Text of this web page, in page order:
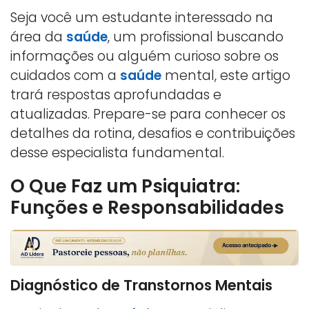
Seja você um estudante interessado na
área da saúde, um profissional buscando
informações ou alguém curioso sobre os
cuidados com a saúde mental, este artigo
trará respostas aprofundadas e
atualizadas. Prepare-se para conhecer os
detalhes da rotina, desafios e contribuições
desse especialista fundamental.
O Que Faz um Psiquiatra:
Funções e Responsabilidades
Diagnóstico de Transtornos Mentais